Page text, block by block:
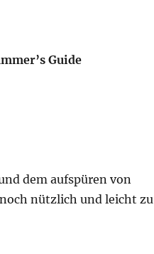
Guide
dem aufspüren von
nützlich und leicht zu